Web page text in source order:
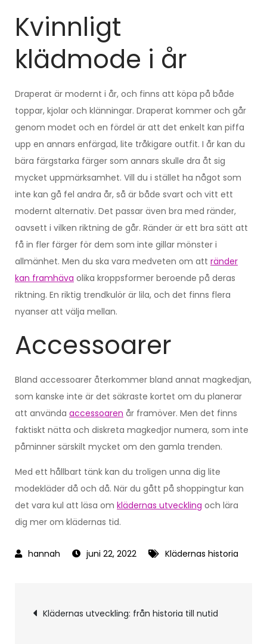
Kvinnligt
klädmode i år
Draperat är modernt i år, och finns att köpa på både
toppar, kjolar och klänningar. Draperat kommer och går
genom modet och en fördel är att det enkelt kan piffa
upp en annars enfärgad, lite tråkigare outfit. I år kan du
bära färgstarka färger som annars skulle dra åt sig
mycket uppmärksamhet. Vill du i stället ha något som
inte kan gå fel andra år, så är både svart och vitt ett
modernt alternativ. Det passar även bra med ränder,
oavsett i vilken riktning de går. Ränder är ett bra sätt att
få in fler färger för dem som inte gillar mönster i
allmänhet. Men du ska vara medveten om att ränder
kan framhäva olika kroppsformer beroende på deras
riktning. En riktig trendkulör är lila, och det finns flera
nyanser att välja mellan.
Accessoarer
Bland accessoarer återkommer bland annat magkedjan,
som kanske inte är det säkraste kortet om du planerar
att använda accessoaren år framöver. Men det finns
faktiskt nätta och diskreta magkedjor numera, som inte
påminner särskilt mycket om den gamla trenden.
Med ett hållbart tänk kan du troligen unna dig lite
modekläder då och då. När du gått på shoppingtur kan
det vara kul att läsa om klädernas utveckling och lära
dig mer om klädernas tid.
juni 22, 2022 Klädernas historia
Inläggsnavigering
Klädernas utveckling: från historia till nutid